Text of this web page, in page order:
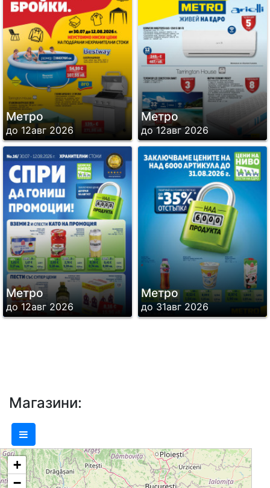
9000 кв. м, а общата площ надхвърля
12 000 кв. м. Всеки магазин има
клиентски паркинг с повече от 500
парко-места.
Метро
до 12авг 2026
Метро
до 12авг 2026
Метро
до 12авг 2026
Метро
до 31авг 2026
Магазини:
+
−